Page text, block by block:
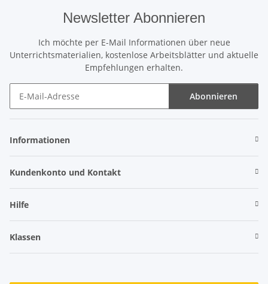
Newsletter Abonnieren
Ich möchte per E-Mail Informationen über neue
Unterrichtsmaterialien, kostenlose Arbeitsblätter und aktuelle
Empfehlungen erhalten.
Abonnieren
Informationen
Kundenkonto und Kontakt
Hilfe
Klassen